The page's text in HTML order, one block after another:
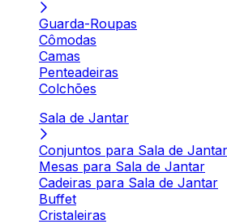
Guarda-Roupas
Cômodas
Camas
Penteadeiras
Colchões
Sala de Jantar
Conjuntos para Sala de Jantar
Mesas para Sala de Jantar
Cadeiras para Sala de Jantar
Buffet
Cristaleiras